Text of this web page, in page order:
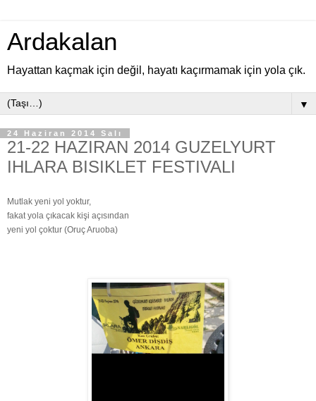
Ardakalan
Hayattan kaçmak için değil, hayatı kaçırmamak için yola çık.
▼
24 Haziran 2014 Salı
21-22 HAZIRAN 2014 GUZELYURT
IHLARA BISIKLET FESTIVALI
Mutlak yeni yol yoktur,
fakat yola çıkacak kişi açısından
yeni yol çoktur (Oruç Aruoba)